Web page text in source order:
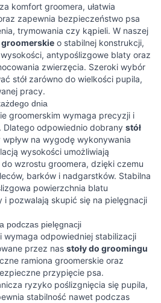
komfort groomera, ułatwia
zapewnia bezpieczeństwo psa
trymowania czy kąpieli. W naszej
groomerskie o stabilnej konstrukcji,
antypoślizgowe blaty oraz
zwierzęcia. Szeroki wybór
stół zarówno do wielkości pupila,
pracy.
dnia
groomerskim wymaga precyzji i
odpowiednio dobrany stół
wpływ na wygodę wykonywania
wysokości umożliwiają
wzrostu groomera, dzięki czemu
barków i nadgarstków. Stabilna
powierzchnia blatu
pozwalają skupić się na pielęgnacji
podczas pielęgnacji
wymaga odpowiedniej stabilizacji
przez nas stoły do groomingu
ramiona groomerskie oraz
przypięcie psa.
ryzyko poślizgnięcia się pupila,
stabilność nawet podczas